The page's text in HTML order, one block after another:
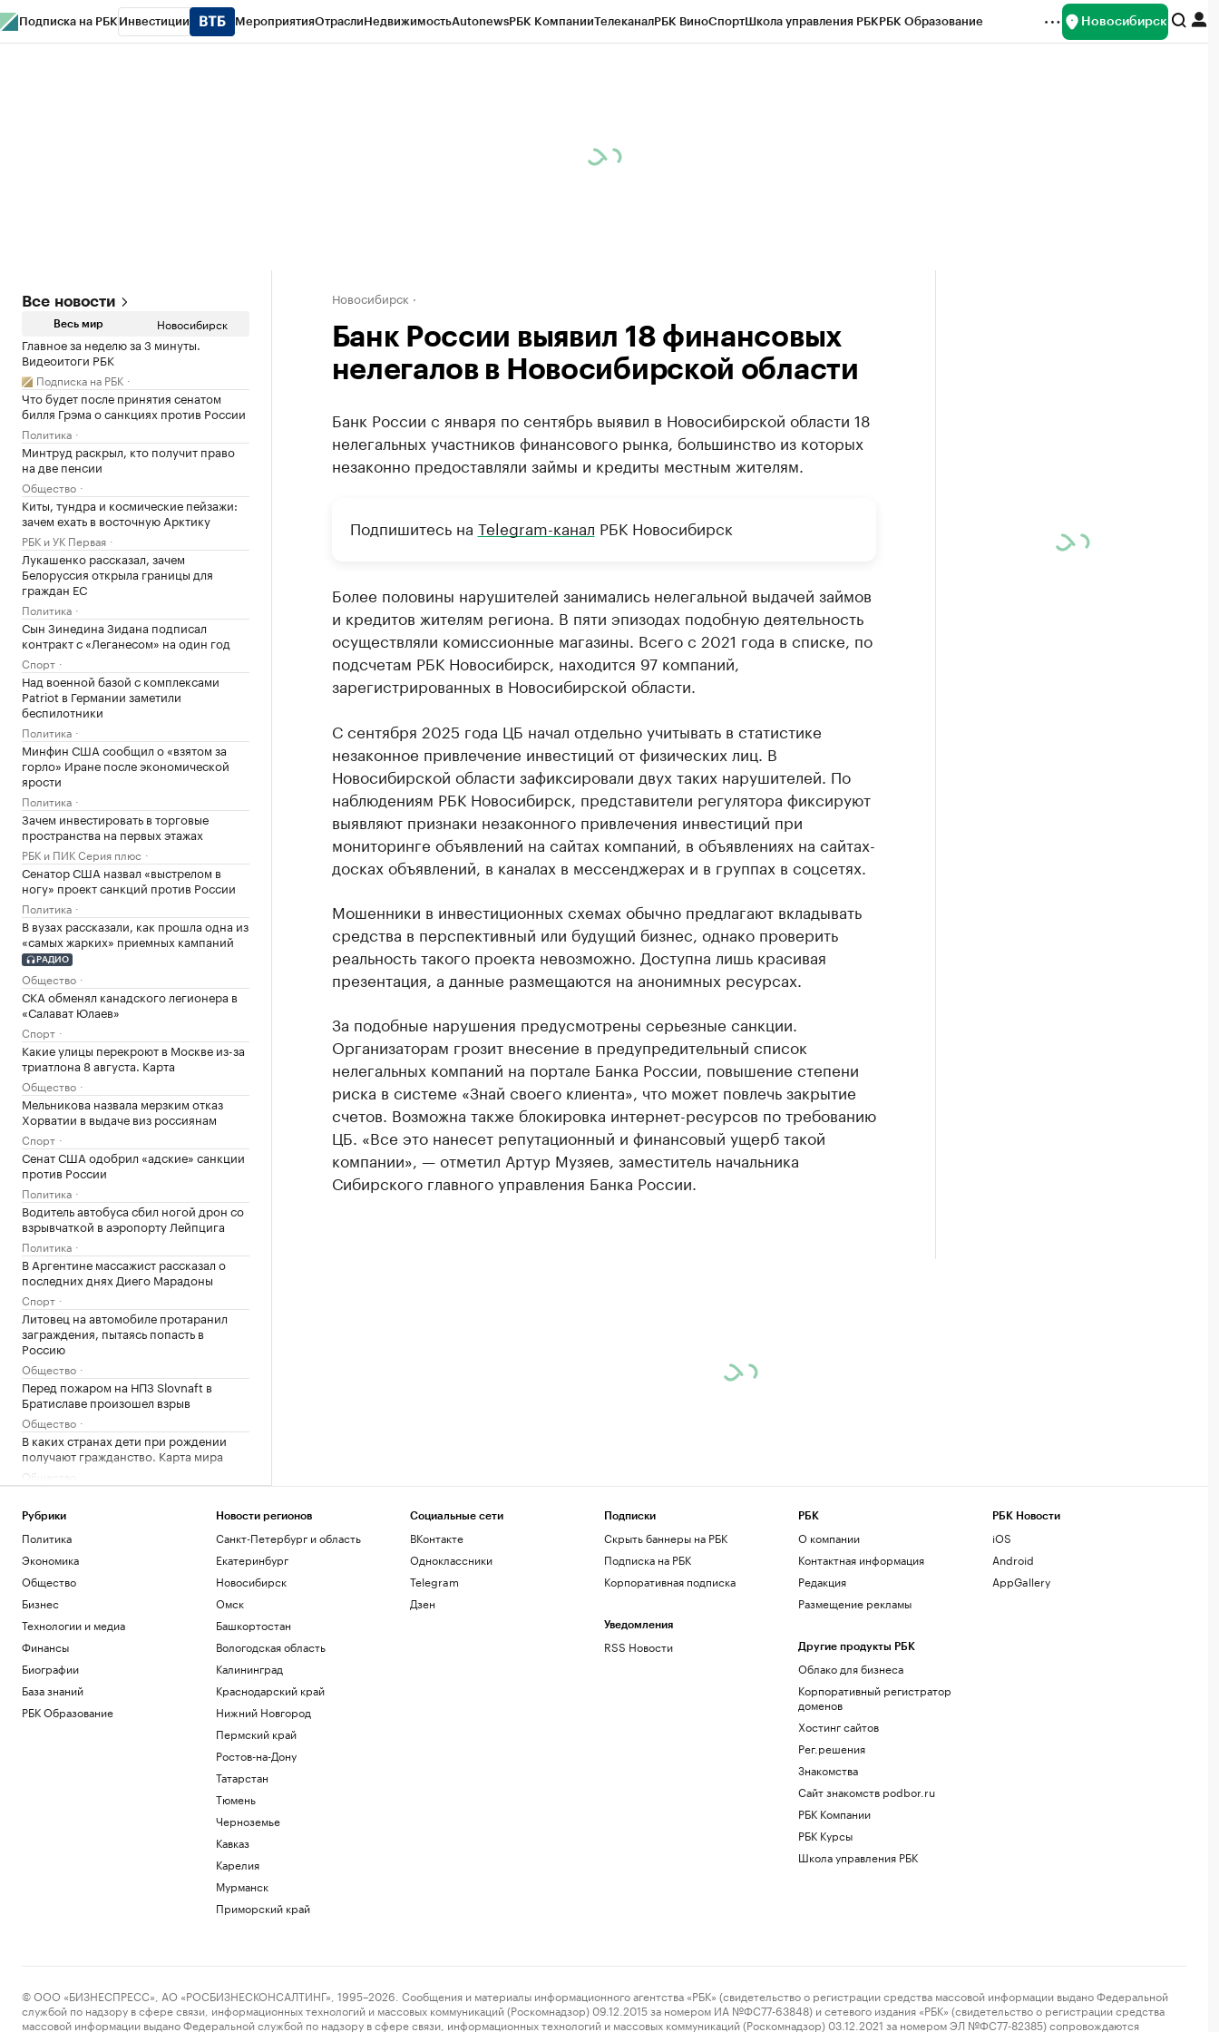
Подписка на РБК Инвестиции МероприятияОтраслиНедвижимостьAutonewsРБК КомпанииТелеканалРБК ВиноСпортШкола управления РБКРБК Образование Новосибирск
Все новости
Весь мир Новосибирск
Главное за неделю за 3 минуты.
Видеоитоги РБК
Подписка на РБК
Что будет после принятия сенатом
билля Грэма о санкциях против России
Политика
Минтруд раскрыл, кто получит право
на две пенсии
Общество
Киты, тундра и космические пейзажи:
зачем ехать в восточную Арктику
РБК и УК Первая
Лукашенко рассказал, зачем
Белоруссия открыла границы для
граждан ЕС
Политика
Сын Зинедина Зидана подписал
контракт с «Леганесом» на один год
Спорт
Над военной базой с комплексами
Patriot в Германии заметили
беспилотники
Политика
Минфин США сообщил о «взятом за
горло» Иране после экономической
ярости
Политика
Зачем инвестировать в торговые
пространства на первых этажах
РБК и ПИК Серия плюс
Сенатор США назвал «выстрелом в
ногу» проект санкций против России
Политика
В вузах рассказали, как прошла одна из
«самых жарких» приемных кампаний
РАДИО
Общество
СКА обменял канадского легионера в
«Салават Юлаев»
Спорт
Какие улицы перекроют в Москве из-за
триатлона 8 августа. Карта
Общество
Мельникова назвала мерзким отказ
Хорватии в выдаче виз россиянам
Спорт
Сенат США одобрил «адские» санкции
против России
Политика
Водитель автобуса сбил ногой дрон со
взрывчаткой в аэропорту Лейпцига
Политика
В Аргентине массажист рассказал о
последних днях Диего Марадоны
Спорт
Литовец на автомобиле протаранил
заграждения, пытаясь попасть в
Россию
Общество
Перед пожаром на НПЗ Slovnaft в
Братиславе произошел взрыв
Общество
В каких странах дети при рождении
получают гражданство. Карта мира
Общество
Новосибирск
Банк России выявил 18 финансовых
нелегалов в Новосибирской области
Банк России с января по сентябрь выявил в Новосибирской области 18
нелегальных участников финансового рынка, большинство из которых
незаконно предоставляли займы и кредиты местным жителям.
Подпишитесь на Telegram-канал РБК Новосибирск
Более половины нарушителей занимались нелегальной выдачей займов
и кредитов жителям региона. В пяти эпизодах подобную деятельность
осуществляли комиссионные магазины. Всего с 2021 года в списке, по
подсчетам РБК Новосибирск, находится 97 компаний,
зарегистрированных в Новосибирской области.
С сентября 2025 года ЦБ начал отдельно учитывать в статистике
незаконное привлечение инвестиций от физических лиц. В
Новосибирской области зафиксировали двух таких нарушителей. По
наблюдениям РБК Новосибирск, представители регулятора фиксируют
выявляют признаки незаконного привлечения инвестиций при
мониторинге объявлений на сайтах компаний, в объявлениях на сайтах-
досках объявлений, в каналах в мессенджерах и в группах в соцсетях.
Мошенники в инвестиционных схемах обычно предлагают вкладывать
средства в перспективный или будущий бизнес, однако проверить
реальность такого проекта невозможно. Доступна лишь красивая
презентация, а данные размещаются на анонимных ресурсах.
За подобные нарушения предусмотрены серьезные санкции.
Организаторам грозит внесение в предупредительный список
нелегальных компаний на портале Банка России, повышение степени
риска в системе «Знай своего клиента», что может повлечь закрытие
счетов. Возможна также блокировка интернет-ресурсов по требованию
ЦБ. «Все это нанесет репутационный и финансовый ущерб такой
компании», — отметил Артур Музяев, заместитель начальника
Сибирского главного управления Банка России.
Рубрики
Политика
Экономика
Общество
Бизнес
Технологии и медиа
Финансы
Биографии
База знаний
РБК Образование
Новости регионов
Санкт-Петербург и область
Екатеринбург
Новосибирск
Омск
Башкортостан
Вологодская область
Калининград
Краснодарский край
Нижний Новгород
Пермский край
Ростов-на-Дону
Татарстан
Тюмень
Черноземье
Кавказ
Карелия
Мурманск
Приморский край
Социальные сети
ВКонтакте
Одноклассники
Telegram
Дзен
Подписки
Скрыть баннеры на РБК
Подписка на РБК
Корпоративная подписка
Уведомления
RSS Новости
РБК
О компании
Контактная информация
Редакция
Размещение рекламы
Другие продукты РБК
Облако для бизнеса
Корпоративный регистратор
доменов
Хостинг сайтов
Рег.решения
Знакомства
Сайт знакомств podbor.ru
РБК Компании
РБК Курсы
Школа управления РБК
РБК Новости
iOS
Android
AppGallery
© ООО «БИЗНЕСПРЕСС», АО «РОСБИЗНЕСКОНСАЛТИНГ», 1995–2026. Сообщения и материалы информационного агентства «РБК» (свидетельство о регистрации средства массовой информации выдано Федеральной
службой по надзору в сфере связи, информационных технологий и массовых коммуникаций (Роскомнадзор) 09.12.2015 за номером ИА №ФС77-63848) и сетевого издания «РБК» (свидетельство о регистрации средства
массовой информации выдано Федеральной службой по надзору в сфере связи, информационных технологий и массовых коммуникаций (Роскомнадзор) 03.12.2021 за номером ЭЛ №ФС77-82385) сопровождаются